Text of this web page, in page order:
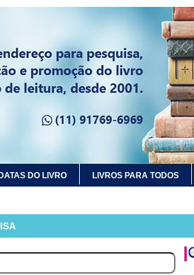
DATAS DO LIVRO LIVROS PARA TODOS